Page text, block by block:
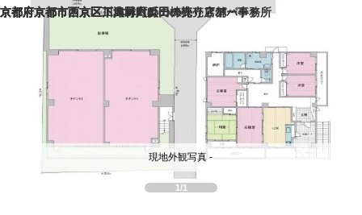
1/1
現地外観写真 -
京都府京都市西京区下津林六反田の売り店舗・事務所
京都府京都市西京区川島野田町の一棟売りアパート
京都府京都市西京区下津林六反田の
京都府京都市下京区二人司町の一棟売りアパート